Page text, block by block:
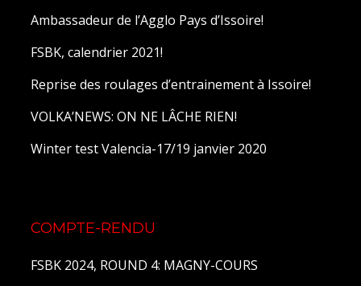
Ambassadeur de l’Agglo Pays d’Issoire!
FSBK, calendrier 2021!
Reprise des roulages d’entrainement à Issoire!
VOLKA’NEWS: ON NE LÂCHE RIEN!
Winter test Valencia-17/19 janvier 2020
COMPTE-RENDU
FSBK 2024, ROUND 4: MAGNY-COURS